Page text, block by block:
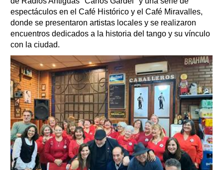
espectáculos en el Café Histórico y el Café Miravalles,
donde se presentaron artistas locales y se realizaron
encuentros dedicados a la historia del tango y su vínculo
con la ciudad.